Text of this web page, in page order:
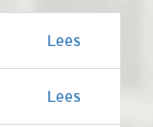
Lees
Lees